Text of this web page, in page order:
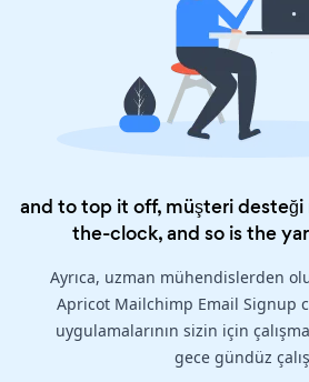
and to top it off, müşteri
the-clock, and so is the
Ayrıca, uzman mühendislerden
Apricot Mailchimp Email Signup
uygulamalarının sizin için
gece gündüz